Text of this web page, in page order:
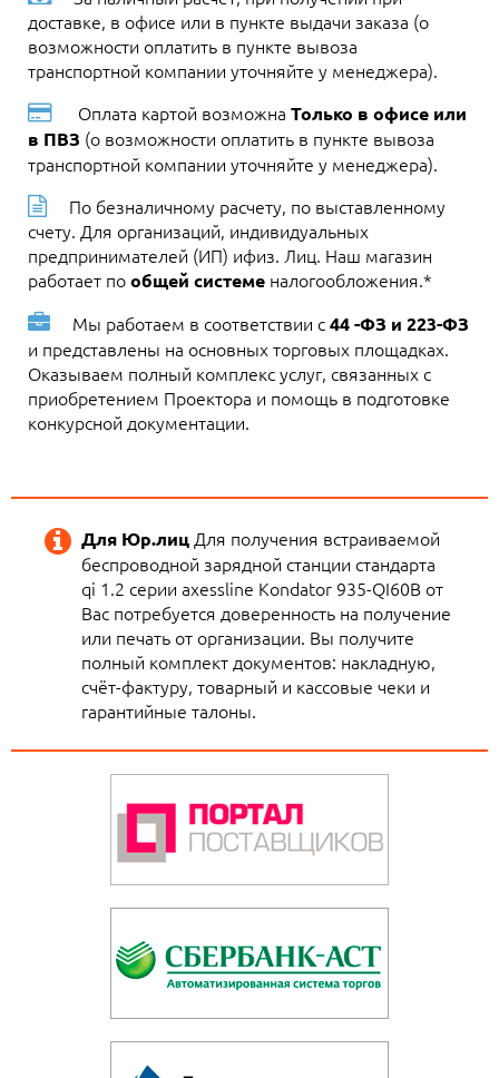
доставке, в офисе или в пункте выдачи заказа (о
возможности оплатить в пункте вывоза
транспортной компании уточняйте у менеджера).
Оплата картой возможна Только в офисе или
в ПВЗ (о возможности оплатить в пункте вывоза
транспортной компании уточняйте у менеджера).
По безналичному расчету, по выставленному
счету. Для организаций, индивидуальных
предпринимателей (ИП) ифиз. Лиц. Наш магазин
работает пообщей системе налогообложения.*
Мы работаем в соответствии с44 -ФЗ и 223-ФЗ
и представлены на основных торговых площадках.
Оказываем полный комплекс услуг, связанных с
приобретением Проектора и помощь в подготовке
конкурсной документации.
Для Юр.лицДля получения встраиваемой
беспроводной зарядной станции стандарта
qi 1.2 серии axessline Kondator 935-QI60B от
Вас потребуется доверенность на получение
или печать от организации. Вы получите
полный комплект документов: накладную,
счёт-фактуру, товарный и кассовые чеки и
гарантийные талоны.